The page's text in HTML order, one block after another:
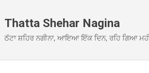
Thatta Shehar Nagina
ਠੱਟਾ ਸ਼ਹਿਰ ਨਗੀਨਾ, ਆਇਆ ਇੱਕ ਦਿਨ, ਰਹਿ ਗਿਆ